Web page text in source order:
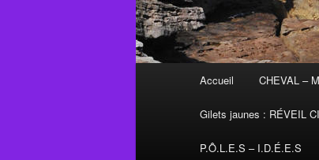
Accueil CHEVAL –
Gilets jaunes : RÉVEIL
P.Ô.L.E.S – I.D.É.E.S